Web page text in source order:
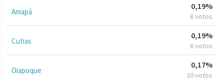
Amapá
0,19%
8 votos
Cutias
0,19%
6 votos
Oiapoque
0,17%
20 votos